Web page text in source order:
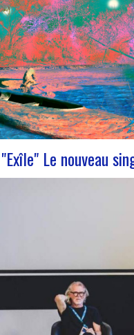
"Exîle" Le nouveau
nouveau single d’Innvivo,
morceau aux airs
de vous plonger dans
mélancolique du duo
avec une tonalité
à s’aventurer…